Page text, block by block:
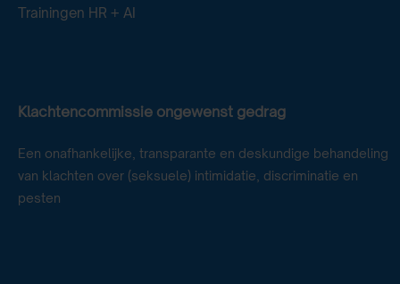
Trainingen HR + AI
Klachtencommissie ongewenst gedrag
Een onafhankelijke, transparante en deskundige behandeling
van klachten over (seksuele) intimidatie, discriminatie en
pesten